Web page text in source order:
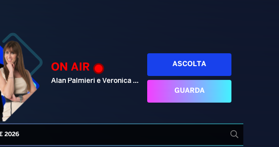
ON AIR
Alan Palmieri e Veronica Pellegrino
ASCOLTA
GUARDA
2026